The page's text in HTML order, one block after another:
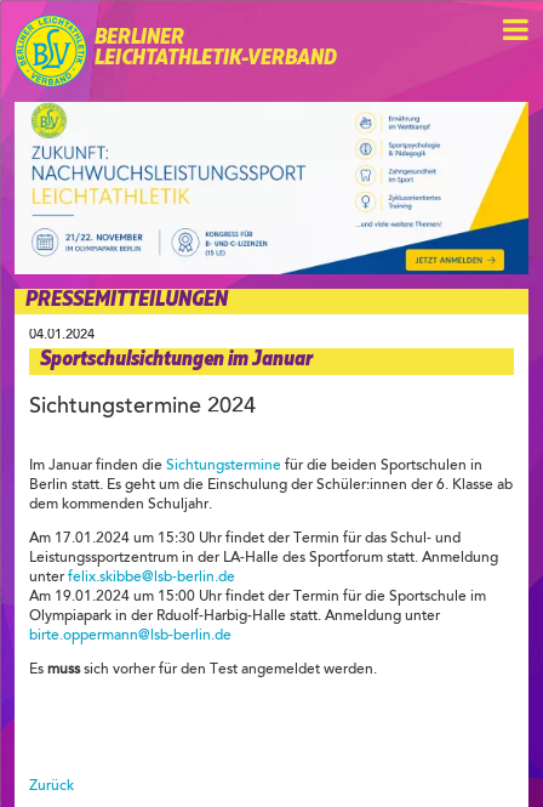
BERLINER
LEICHTATHLETIK-VERBAND
PRESSEMITTEILUNGEN
04.01.2024
Sportschulsichtungen im Januar
Sichtungstermine 2024
Im Januar finden die Sichtungstermine für die beiden Sportschulen in
Berlin statt. Es geht um die Einschulung der Schüler:innen der 6. Klasse ab
dem kommenden Schuljahr.
Am 17.01.2024 um 15:30 Uhr findet der Termin für das Schul- und
Leistungssportzentrum in der LA-Halle des Sportforum statt. Anmeldung
unter felix.skibbe@lsb-berlin.de
Am 19.01.2024 um 15:00 Uhr findet der Termin für die Sportschule im
Olympiapark in der Rduolf-Harbig-Halle statt. Anmeldung unter
birte.oppermann@lsb-berlin.de
Es musssich vorher für den Test angemeldet werden.
Zurück